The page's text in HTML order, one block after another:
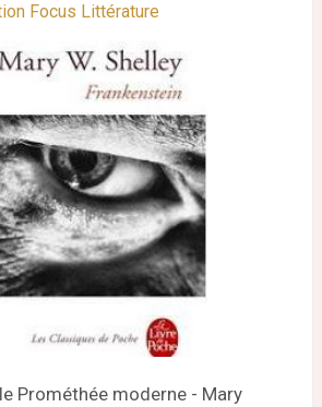
Focus Littérature
Prométhée moderne - Mary